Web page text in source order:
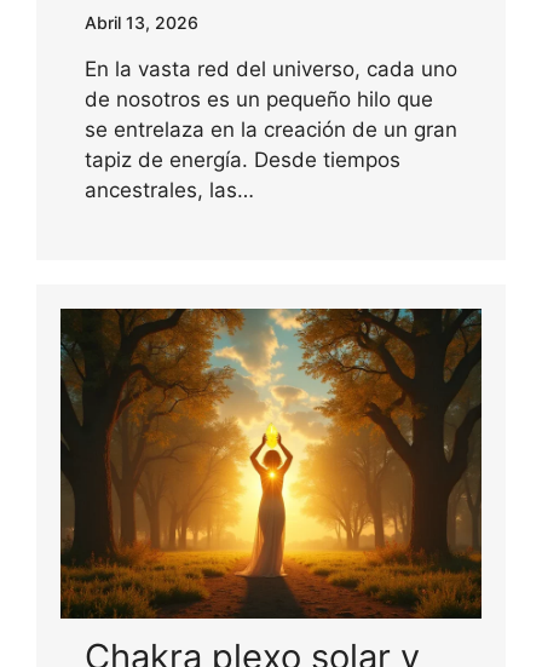
Abril 13, 2026
En la vasta red del universo, cada uno
de nosotros es un pequeño hilo que
se entrelaza en la creación de un gran
tapiz de energía. Desde tiempos
ancestrales, las…
Chakra plexo solar y